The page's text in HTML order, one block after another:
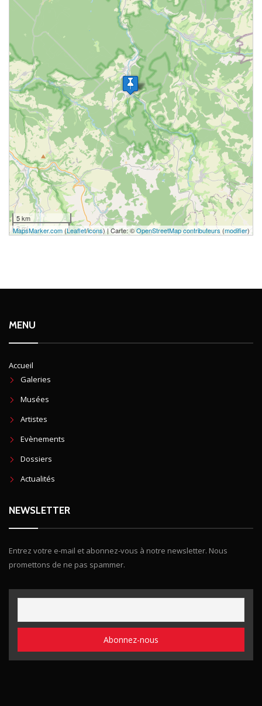
5 km
3 mi
MapsMarker.com (Leaflet/icons) | Carte: ©OpenStreetMap contributeurs (modifier)
MENU
Accueil
Galeries
Musées
Artistes
Evènements
Dossiers
Actualités
NEWSLETTER
Entrez votre e-mail et abonnez-vous à notre newsletter. Nous
promettons de ne pas spammer.